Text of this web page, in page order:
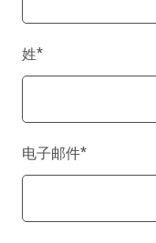
姓*
电子邮件*